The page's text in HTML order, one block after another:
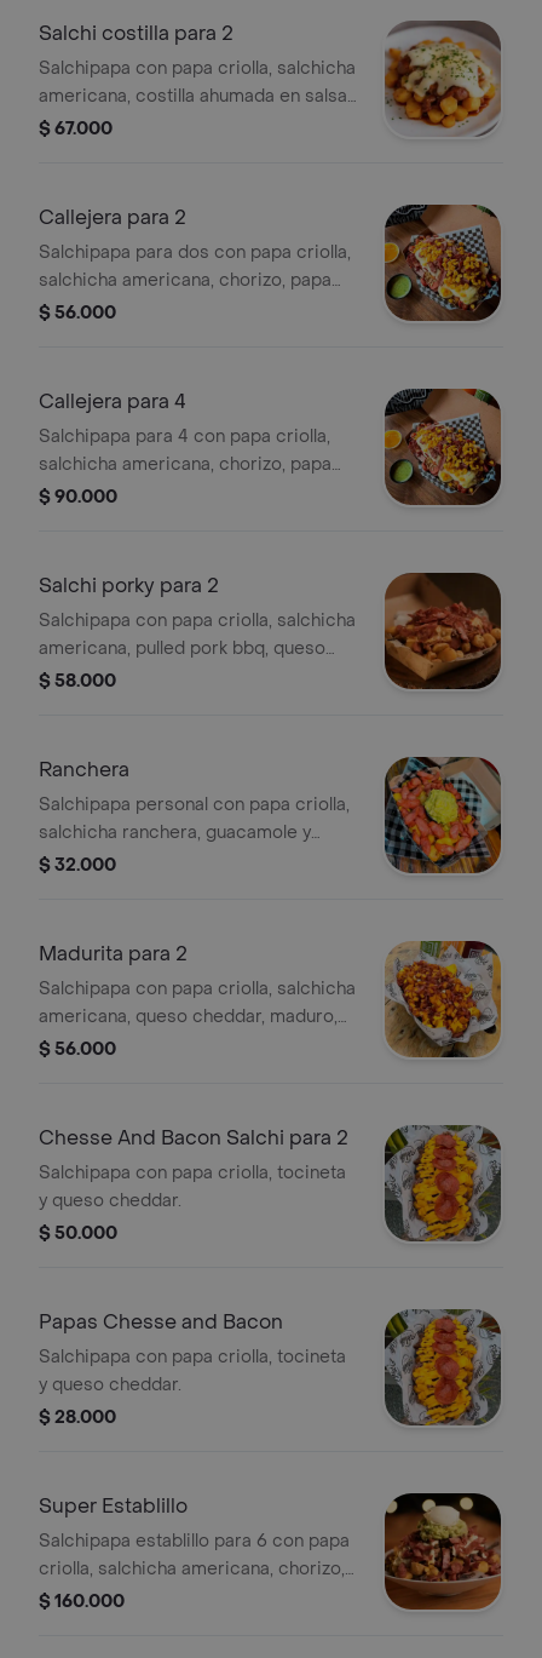
Salchi costilla para 2
Salchipapa con papa criolla, salchicha
americana, costilla ahumada en salsa
bbq y queso mozzarellla.
$ 67.000
Callejera para 2
Salchipapa para dos con papa criolla,
salchicha americana, chorizo, papa
ripio, tocineta, maicitos y queso
$ 56.000
Callejera para 4
Salchipapa para 4 con papa criolla,
salchicha americana, chorizo, papa
ripio, tocineta, maicitos y queso
$ 90.000
Salchi porky para 2
Salchipapa con papa criolla, salchicha
americana, pulled pork bbq, queso
cheddar y tocineta.
$ 58.000
Ranchera
Salchipapa personal con papa criolla,
salchicha ranchera, guacamole y
salsas de la casa.
$ 32.000
Madurita para 2
Salchipapa con papa criolla, salchicha
americana, queso cheddar, maduro,
tocineta y queso mozzarella.
$ 56.000
Chesse And Bacon Salchi para 2
Salchipapa con papa criolla, tocineta
y queso cheddar.
$ 50.000
Papas Chesse and Bacon
Salchipapa con papa criolla, tocineta
y queso cheddar.
$ 28.000
Super Establillo
Salchipapa establillo para 6 con papa
criolla, salchicha americana, chorizo,
carne, pollo, tocineta, maíz, pulled
$ 160.000